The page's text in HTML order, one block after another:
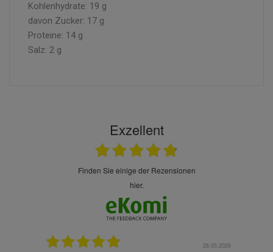
Kohlenhydrate: 19 g
davon Zucker: 17 g
Proteine: 14 g
Salz: 2 g
Exzellent
finden Sie einige der Rezensionen
hier.
28.05.2026